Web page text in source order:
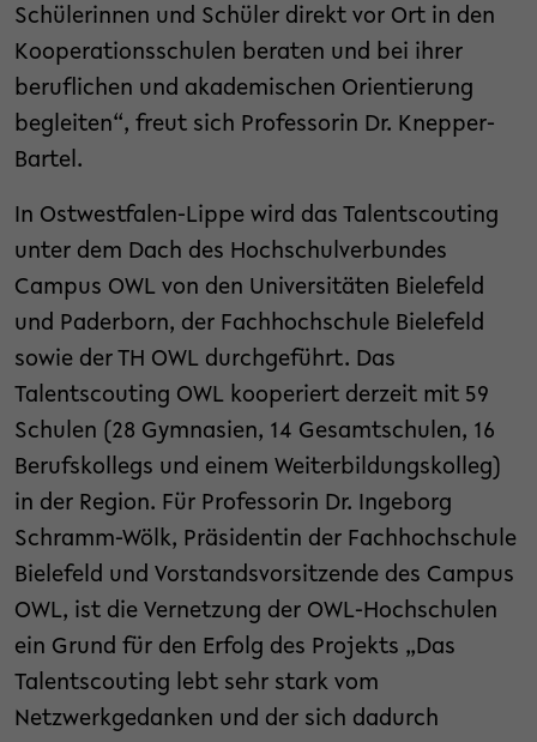
Schülerinnen und Schüler direkt vor Ort in den
Kooperationsschulen beraten und bei ihrer
beruflichen und akademischen Orientierung
begleiten“, freut sich Professorin Dr. Knepper-
Bartel.
In Ostwestfalen-Lippe wird das Talentscouting
unter dem Dach des Hochschulverbundes
Campus OWL von den Universitäten Bielefeld
und Paderborn, der Fachhochschule Bielefeld
sowie der TH OWL durchgeführt. Das
Talentscouting OWL kooperiert derzeit mit 59
Schulen (28 Gymnasien, 14 Gesamtschulen, 16
Berufskollegs und einem Weiterbildungskolleg)
in der Region. Für Professorin Dr. Ingeborg
Schramm-Wölk, Präsidentin der Fachhochschule
Bielefeld und Vorstandsvorsitzende des Campus
OWL, ist die Vernetzung der OWL-Hochschulen
ein Grund für den Erfolg des Projekts „Das
Talentscouting lebt sehr stark vom
Netzwerkgedanken und der sich dadurch